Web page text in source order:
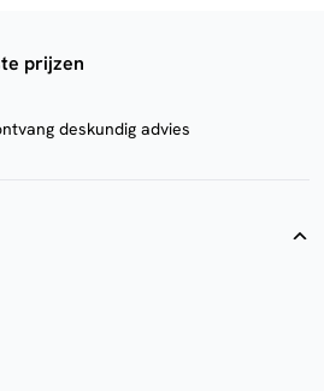
prijzen
deskundig advies